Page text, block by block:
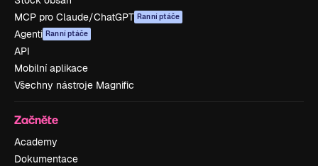
MCP pro Claude/ChatGPT Ranní ptáče
Agenti Ranní ptáče
API
Mobilní aplikace
Všechny nástroje Magnific
Začněte
Academy
Dokumentace